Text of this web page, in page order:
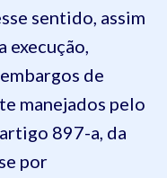
sentido, assim
execução,
de
manejados pelo
897-a, da
por